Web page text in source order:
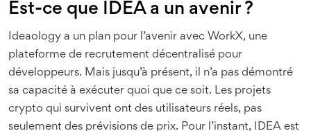
Est-ce que IDEA a un avenir ?
Ideaology a un plan pour l’avenir avec WorkX, une
plateforme de recrutement décentralisé pour
développeurs. Mais jusqu’à présent, il n’a pas démontré
sa capacité à exécuter quoi que ce soit. Les projets
crypto qui survivent ont des utilisateurs réels, pas
seulement des prévisions de prix. Pour l’instant, IDEA est